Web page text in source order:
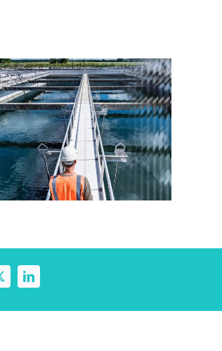
Bigas Global:
Soluciones
industriales
sostenibles para
los sectores del
biogás y el
rendering